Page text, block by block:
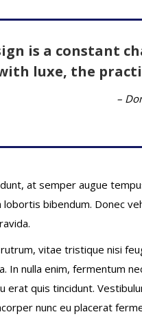
is a constant
luxe, the
–
at semper augue
bibendum. Donec
vitae tristique nisi
In nulla enim, fermentum
erat quis tincidunt.
nunc eu placerat